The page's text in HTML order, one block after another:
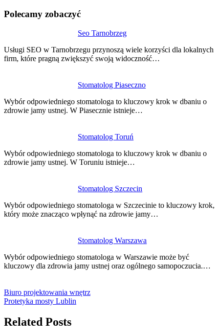
Polecamy zobaczyć
Seo Tarnobrzeg
Usługi SEO w Tarnobrzegu przynoszą wiele korzyści dla lokalnych
firm, które pragną zwiększyć swoją widoczność…
Stomatolog Piaseczno
Wybór odpowiedniego stomatologa to kluczowy krok w dbaniu o
zdrowie jamy ustnej. W Piasecznie istnieje…
Stomatolog Toruń
Wybór odpowiedniego stomatologa to kluczowy krok w dbaniu o
zdrowie jamy ustnej. W Toruniu istnieje…
Stomatolog Szczecin
Wybór odpowiedniego stomatologa w Szczecinie to kluczowy krok,
który może znacząco wpłynąć na zdrowie jamy…
Stomatolog Warszawa
Wybór odpowiedniego stomatologa w Warszawie może być
kluczowy dla zdrowia jamy ustnej oraz ogólnego samopoczucia.…
wpisu
Biuro projektowania wnętrz
Protetyka mosty Lublin
Related Posts